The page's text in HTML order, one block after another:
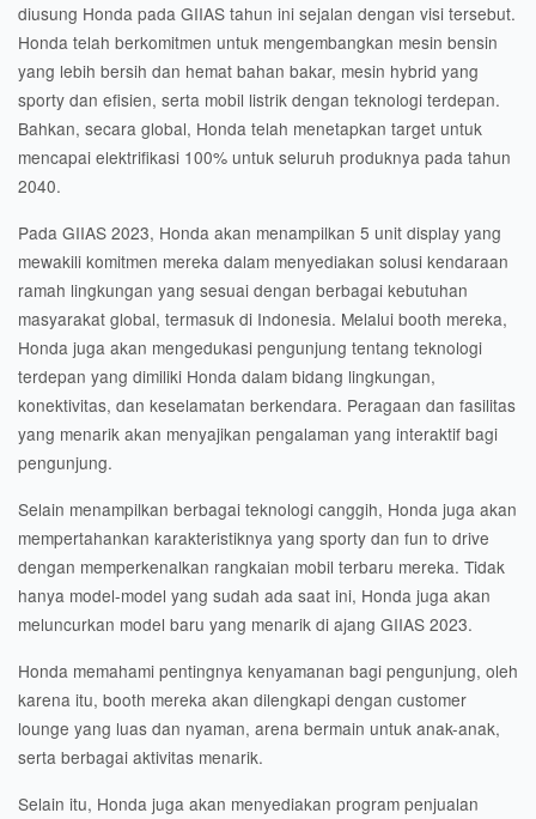
diusung Honda pada GIIAS tahun ini sejalan dengan visi tersebut.
Honda telah berkomitmen untuk mengembangkan mesin bensin
yang lebih bersih dan hemat bahan bakar, mesin hybrid yang
sporty dan efisien, serta mobil listrik dengan teknologi terdepan.
Bahkan, secara global, Honda telah menetapkan target untuk
mencapai elektrifikasi 100% untuk seluruh produknya pada tahun
2040.
Pada GIIAS 2023, Honda akan menampilkan 5 unit display yang
mewakili komitmen mereka dalam menyediakan solusi kendaraan
ramah lingkungan yang sesuai dengan berbagai kebutuhan
masyarakat global, termasuk di Indonesia. Melalui booth mereka,
Honda juga akan mengedukasi pengunjung tentang teknologi
terdepan yang dimiliki Honda dalam bidang lingkungan,
konektivitas, dan keselamatan berkendara. Peragaan dan fasilitas
yang menarik akan menyajikan pengalaman yang interaktif bagi
pengunjung.
Selain menampilkan berbagai teknologi canggih, Honda juga akan
mempertahankan karakteristiknya yang sporty dan fun to drive
dengan memperkenalkan rangkaian mobil terbaru mereka. Tidak
hanya model-model yang sudah ada saat ini, Honda juga akan
meluncurkan model baru yang menarik di ajang GIIAS 2023.
Honda memahami pentingnya kenyamanan bagi pengunjung, oleh
karena itu, booth mereka akan dilengkapi dengan customer
lounge yang luas dan nyaman, arena bermain untuk anak-anak,
serta berbagai aktivitas menarik.
Selain itu, Honda juga akan menyediakan program penjualan